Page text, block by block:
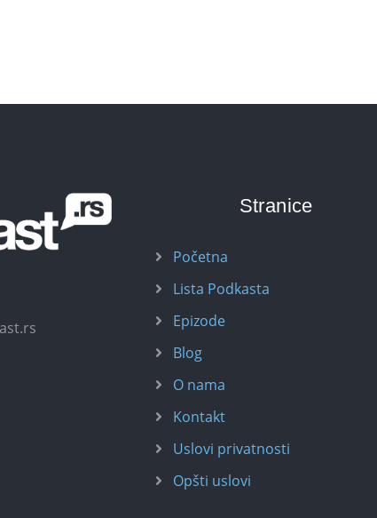
Stranice
Početna
Lista Podkasta
Epizode
Blog
O nama
Kontakt
Uslovi privatnosti
Opšti uslovi